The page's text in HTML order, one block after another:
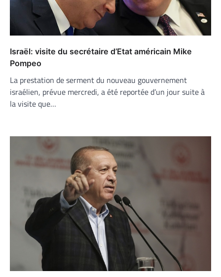
Israël: visite du secrétaire d’Etat américain Mike
Pompeo
La prestation de serment du nouveau gouvernement
israélien, prévue mercredi, a été reportée d’un jour suite à
la visite que…